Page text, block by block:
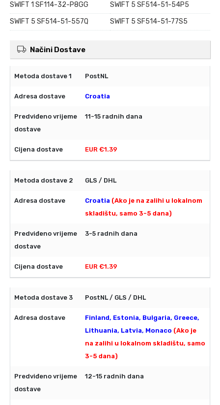
SWIFT 1 SF114-32-P8GG
SWIFT 5 SF514-51-54P5
SWIFT 5 SF514-51-557Q
SWIFT 5 SF514-51-77S5
Načini Dostave
PostNL
Croatia
11-15 radnih dana
EUR €1.39
GLS / DHL
Croatia (Ako je na zalihi u lokalnom
skladištu, samo 3-5 dana)
3-5 radnih dana
EUR €1.39
PostNL / GLS / DHL
Finland, Estonia, Bulgaria, Greece,
Lithuania, Latvia, Monaco (Ako je
na zalihi u lokalnom skladištu, samo
3-5 dana)
12-15 radnih dana